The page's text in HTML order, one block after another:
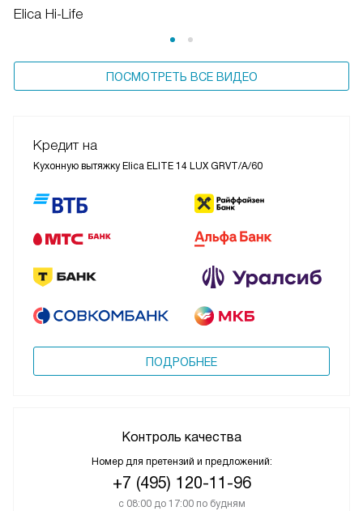
Elica Hi-Life
ПОСМОТРЕТЬ ВСЕ ВИДЕО
Кредит на
Кухонную вытяжку Elica ELITE 14 LUX GRVT/A/60
ПОДРОБНЕЕ
Контроль качества
Номер для претензий и предложений:
+7 (495) 120-11-96
с 08:00 до 17:00 по будням